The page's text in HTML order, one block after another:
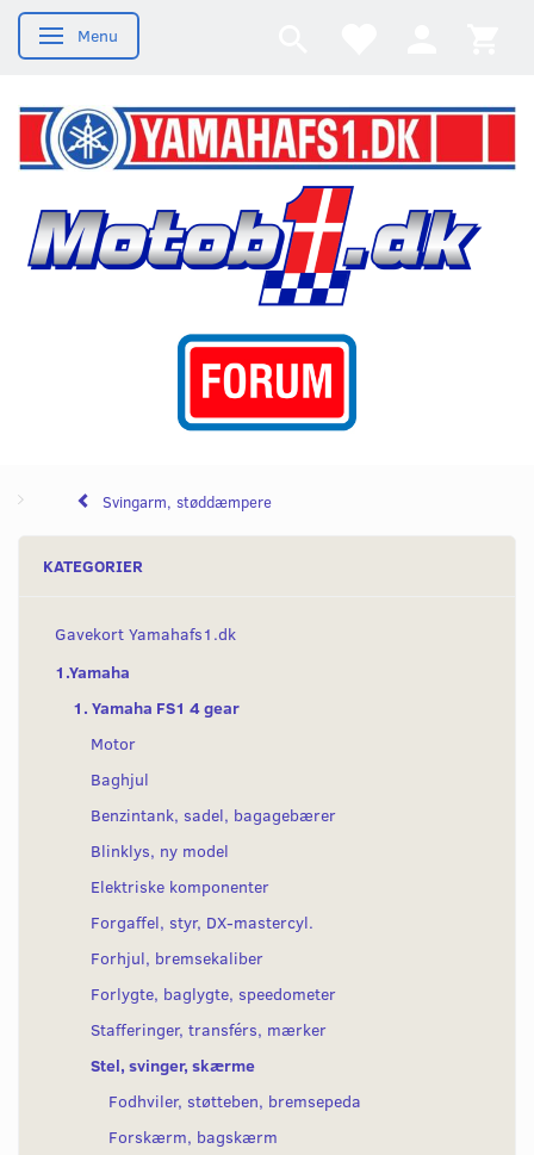
Skifte navigation
Menu
Svingarm, støddæmpere
KATEGORIER
Gavekort Yamahafs1.dk
1.Yamaha
1. Yamaha FS1 4 gear
Motor
Baghjul
Benzintank, sadel, bagagebærer
Blinklys, ny model
Elektriske komponenter
Forgaffel, styr, DX-mastercyl.
Forhjul, bremsekaliber
Forlygte, baglygte, speedometer
Stafferinger, transférs, mærker
Stel, svinger, skærme
Fodhviler, støtteben, bremsepeda
Forskærm, bagskærm